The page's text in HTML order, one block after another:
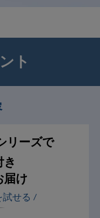
ト
リーズで
き
届け
試せる /